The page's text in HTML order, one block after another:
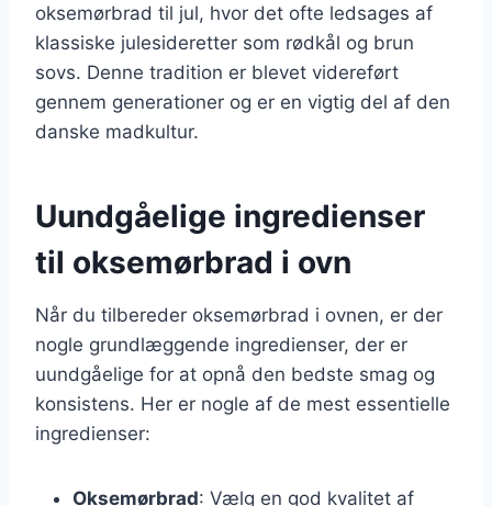
oksemørbrad til jul, hvor det ofte ledsages af
klassiske julesideretter som rødkål og brun
sovs. Denne tradition er blevet videreført
gennem generationer og er en vigtig del af den
danske madkultur.
Uundgåelige ingredienser
til oksemørbrad i ovn
Når du tilbereder oksemørbrad i ovnen, er der
nogle grundlæggende ingredienser, der er
uundgåelige for at opnå den bedste smag og
konsistens. Her er nogle af de mest essentielle
ingredienser:
Oksemørbrad: Vælg en god kvalitet af